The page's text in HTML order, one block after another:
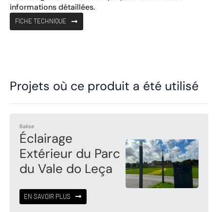
informations détaillées.
FICHE TECHNIQUE
Projets où ce produit a été utilisé
Balise
Éclairage
Extérieur du Parc
du Vale do Leça
EN SAVOIR PLUS